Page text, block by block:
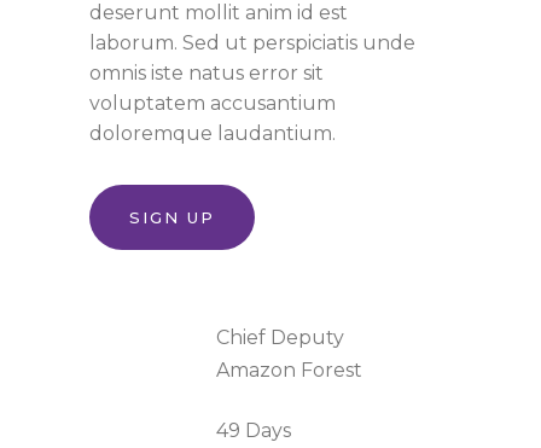
deserunt mollit anim id est
laborum. Sed ut perspiciatis unde
omnis iste natus error sit
voluptatem accusantium
doloremque laudantium.
SIGN UP
Chief Deputy
Amazon Forest
49 Days